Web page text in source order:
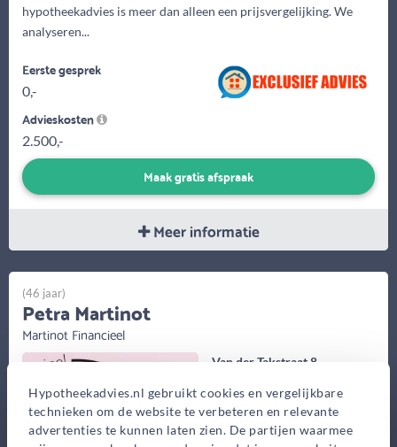
Hypotheekadvies.nl gebruikt cookies en vergelijkbare
technieken om de website te verbeteren en relevante
advertenties te kunnen laten zien. De partijen waarmee
hypotheekadvies is meer dan alleen een prijsvergelijking. We
analyseren...
Eerste gesprek
0,-
Advieskosten
2.500,-
Maak gratis afspraak
Meer informatie
Van der Takstraat 8,
Bekijk op kaart
(46 jaar)
Petra Martinot
Martinot Financieel